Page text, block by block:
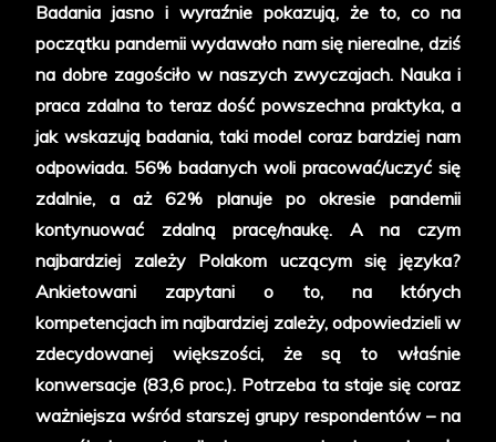
co
zrobić,
aby
nie
bać
się
mówić
po
angielsku!
Badania jasno i wyraźnie pokazują, że to, co na
początku pandemii wydawało nam się nierealne, dziś
na dobre zagościło w naszych zwyczajach. Nauka i
praca zdalna to teraz dość powszechna praktyka, a
jak wskazują badania, taki model coraz bardziej nam
odpowiada. 56% badanych woli pracować/uczyć się
zdalnie, a aż 62% planuje po okresie pandemii
kontynuować zdalną pracę/naukę. A na czym
najbardziej zależy Polakom uczącym się języka?
Ankietowani zapytani o to, na których
kompetencjach im najbardziej zależy, odpowiedzieli w
zdecydowanej większości, że są to właśnie
konwersacje (83,6 proc.). Potrzeba ta staje się coraz
ważniejsza wśród starszej grupy respondentów – na